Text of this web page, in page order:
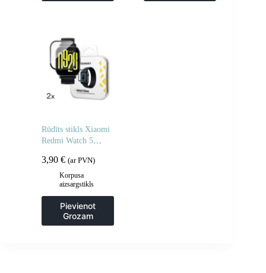
Rūdīts stikls Xiaomi
Redmi Watch 5
gab.
3,90 € (ar PVN)
Korpusa
aizsargstikls
Pievienot
Grozam